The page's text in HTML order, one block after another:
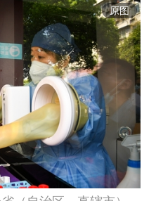
原图